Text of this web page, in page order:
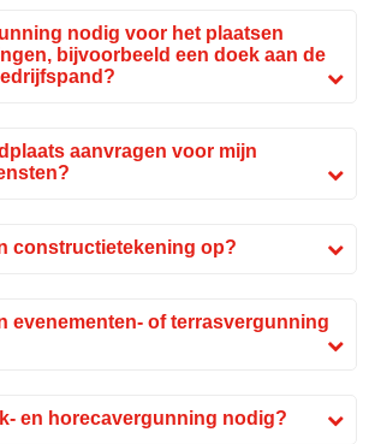
nodig voor het plaatsen
bijvoorbeeld een doek aan de
aanvragen voor mijn
constructietekening op?
evenementen- of terrasvergunning
en horecavergunning nodig?